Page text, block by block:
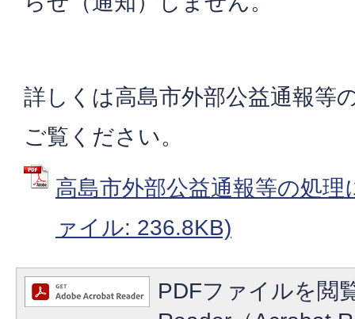
詳しくは高島市外部公益通報等
ご覧ください。
高島市外部公益通報等の処
ァイル: 236.8KB)
PDFファイルを閲